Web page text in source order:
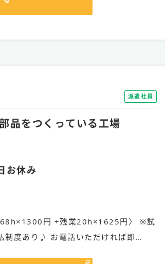
派遣社員
品をつくっている工場
お休み
円 +残業20h×1625円〉 ※試
制度あり♪ お電話いただければ即…